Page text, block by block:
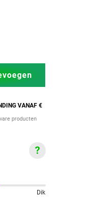
VANAF €
producten
Dik